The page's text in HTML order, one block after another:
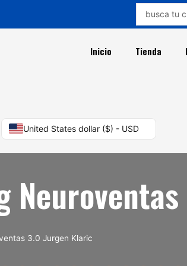
Search
...
Inicio Tienda
United States dollar ($) - USD
3.0 Jurgen Klaric